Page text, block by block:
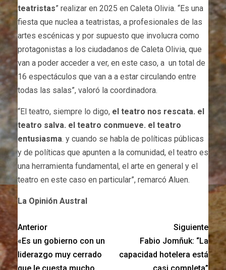
teatristas” realizar en 2025 en Caleta Olivia. “Es una
fiesta que nuclea a teatristas, a profesionales de las
artes escénicas y por supuesto que involucra como
protagonistas a los ciudadanos de Caleta Olivia, que
van a poder acceder a ver, en este caso, a un total de
16 espectáculos que van a a estar circulando entre
todas las salas”, valoró la coordinadora.
“El teatro, siempre lo digo, el teatro nos rescata. el
teatro salva. el teatro conmueve. el teatro
entusiasma. y cuando se habla de políticas públicas
y de políticas que apunten a la comunidad, el teatro es
una herramienta fundamental, el arte en general y el
teatro en este caso en particular”, remarcó Aluen.
La Opinión Austral
Anterior
«Es un gobierno con un
liderazgo muy cerrado
Siguiente
Fabio Jomñuk: “La
capacidad hotelera está